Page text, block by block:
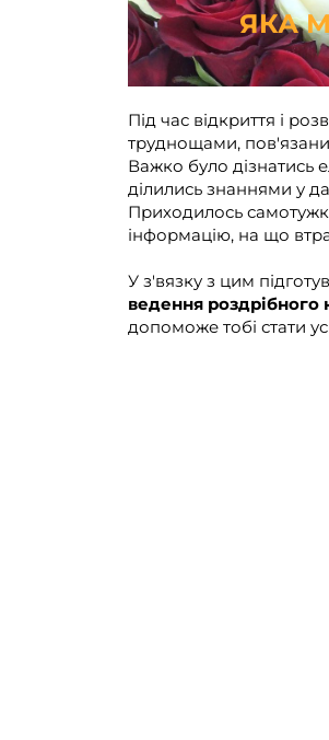
ЯКА
Під час відкриття і
труднощами,
Важко було дізнатись
ділились знаннями у
Приходилось
інформацію, на що
У з'вязку з цим
ведення роздрібного
допоможе тобі стати